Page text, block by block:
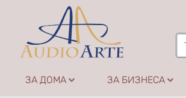
ЗА ДОМА ЗА БИЗНЕСА